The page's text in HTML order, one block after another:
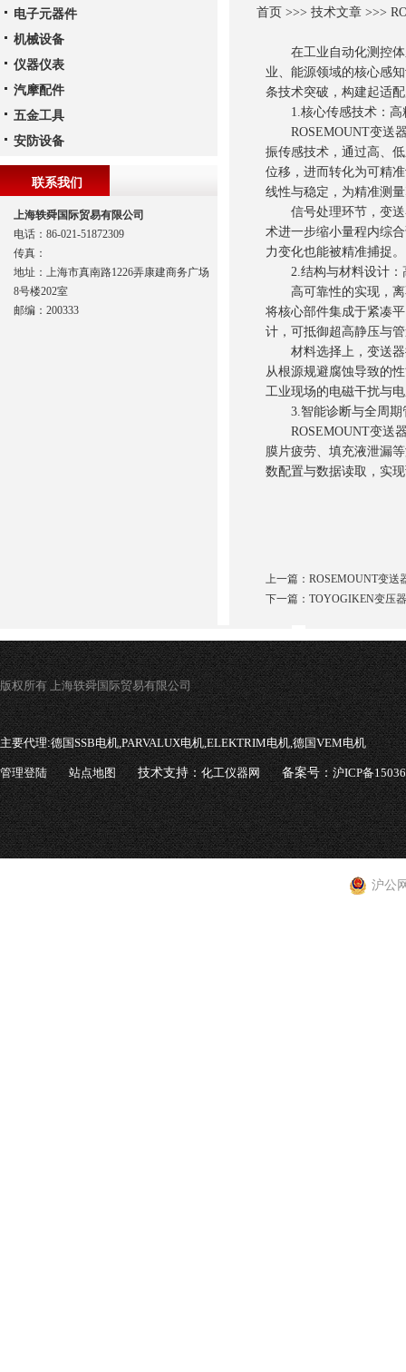
首页 >>> 技术文章>>>
在工业自动化测控体
业、能源领域的核心感
条技术突破，构建起适
1.核心传感技术：高
ROSEMOUNT变送
振传感技术，通过高、
位移，进而转化为可精
线性与稳定，为精准测
信号处理环节，变送
术进一步缩小量程内综
力变化也能被精准捕捉。
2.结构与材料设计：
高可靠性的实现，离
将核心部件集成于紧凑
计，可抵御超高静压与
材料选择上，变送器
从根源规避腐蚀导致的
工业现场的电磁干扰与
3.智能诊断与全周期
ROSEMOUNT变送器
膜片疲劳、填充液泄漏
数配置与数据读取，实
上一篇： ROSEMOUNT变送
下一篇： TOYOGIKEN变压
电子元器件
机械设备
仪器仪表
汽摩配件
五金工具
安防设备
联系我们
上海轶舜国际贸易有限公司
电话：86-021-51872309
传真：
地址：上海市真南路1226弄康建商务广场
8号楼202室
邮编：200333
版权所有 上海轶舜国际贸易有限公司
主要代理:德国SSB电机,PARVALUX电机,ELEKTRIM电机,德国VEM电机
管理登陆 站点地图 技术支持：化工仪器网 备案号：沪ICP备
沪公